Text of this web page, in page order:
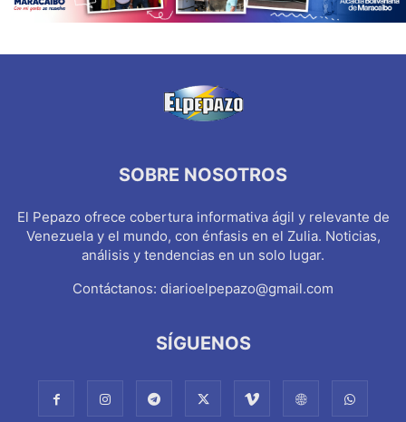
SOBRE NOSOTROS
El Pepazo ofrece cobertura informativa ágil y relevante de
Venezuela y el mundo, con énfasis en el Zulia. Noticias,
análisis y tendencias en un solo lugar.
Contáctanos: diarioelpepazo@gmail.com
SÍGUENOS